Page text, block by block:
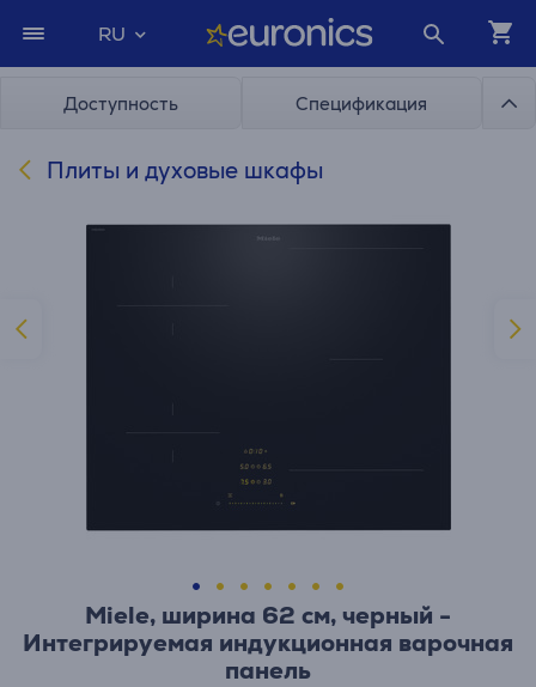
RU
Доступность Спецификация
Плиты и духовые шкафы
Miele, ширина 62 см, черный -
Интегрируемая индукционная варочная
панель